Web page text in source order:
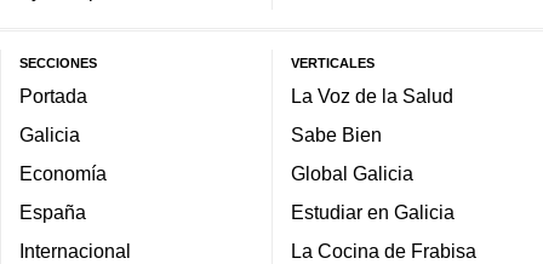
SECCIONES
Portada
Galicia
Economía
España
Internacional
VERTICALES
La Voz de la Salud
Sabe Bien
Global Galicia
Estudiar en Galicia
La Cocina de Frabisa